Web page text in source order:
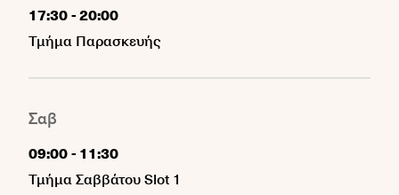
17:30-20:00
Τμήμα Παρασκευής
Σαβ
09:00- 11:30
Τμήμα Σαββάτου Slot 1